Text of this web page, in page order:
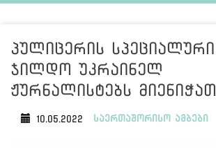
პულიცერის სპეციალური
ჯილდო უკრაინელ
ჟურნალისტებს მიენიჭათ
10.05.2022 საერთაშორისო ამბები